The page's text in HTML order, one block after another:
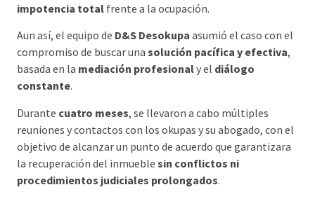
impotencia total frente a la ocupación.
Aun así, el equipo de D&S Desokupa asumió el caso con el
compromiso de buscar una solución pacífica y efectiva,
basada en la mediación profesionaly el diálogo
constante.
Durante cuatro meses, se llevaron a cabo múltiples
reuniones y contactos con los okupas y su abogado, con el
objetivo de alcanzar un punto de acuerdo que garantizara
la recuperación del inmueble sin conflictos ni
procedimientos judiciales prolongados.